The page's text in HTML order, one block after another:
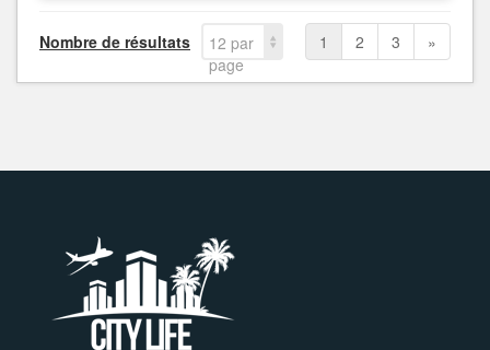
Nombre de résultats
12 par
page
1 2 3 »